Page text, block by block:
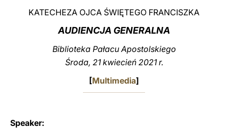
KATECHEZA OJCA ŚWIĘTEGO FRANCISZKA
AUDIENCJA GENERALNA
Biblioteka Pałacu Apostolskiego
Środa, 21 kwiecień 2021 r.
[Multimedia]
Speaker: